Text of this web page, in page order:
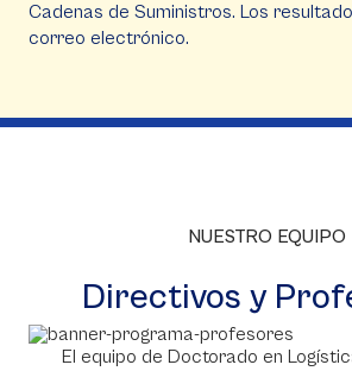
Cadenas de Suministros. Los
correo electrónico.
NUESTRO EQUIPO
Directivos y
El equipo de Doctorado en